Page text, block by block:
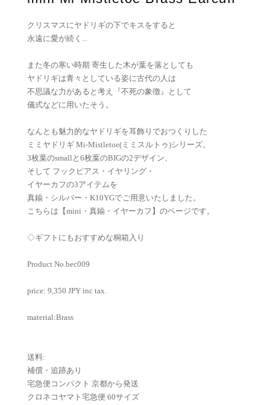
クリスマスにヤドリギの下でキスをすると
永遠に愛が続く...
また冬の寒い時期 寄生した木が葉を落としても
ヤドリギは青々としている姿に古代の人は
不思議な力があると考え『不死の象徴』として
儀式などに用いたそう。
なんとも魅力的なヤドリギを耳飾りでおつくりした
ミミヤドリギ Mi-Mistletoe(ミミスルトゥ)シリーズ。
3枚葉のsmallと6枚葉のBIGの2デザイン、
そして フックピアス・イヤリング・
イヤーカフの3アイテムを
真鍮・シルバー・K10YGでご用意いたしました。
こちらは【mini・真鍮・イヤーカフ】のページです。
◇ギフトにもおすすめな桐箱入り
Product No.bec009
price: 9,350 JPY inc tax.
material:Brass
送料:
補償・追跡あり
宅急便コンパクト 京都から発送
クロネコヤマト宅急便 60サイズ